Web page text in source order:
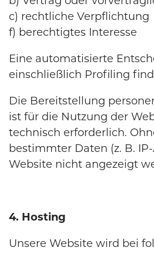
c) rechtliche Verpflichtung
f) berechtigtes Interesse
Eine automatisierte
einschließlich Profiling
Die Bereitstellung
ist für die Nutzung der
technisch erforderlich.
bestimmter Daten (z. B.
Website nicht angezeigt
4. Hosting
Unsere Website wird bei